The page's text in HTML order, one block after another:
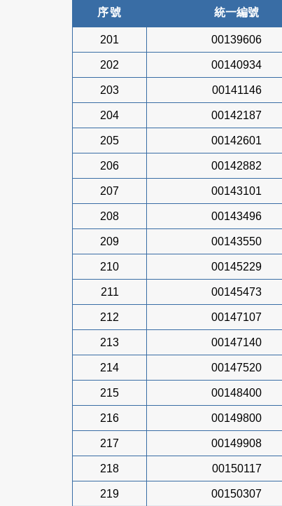
序號 統一編號
201 00139606
202 00140934
203 00141146
204 00142187
205 00142601
206 00142882
207 00143101
208 00143496
209 00143550
210 00145229
211 00145473
212 00147107
213 00147140
214 00147520
215 00148400
216 00149800
217 00149908
218 00150117
219 00150307